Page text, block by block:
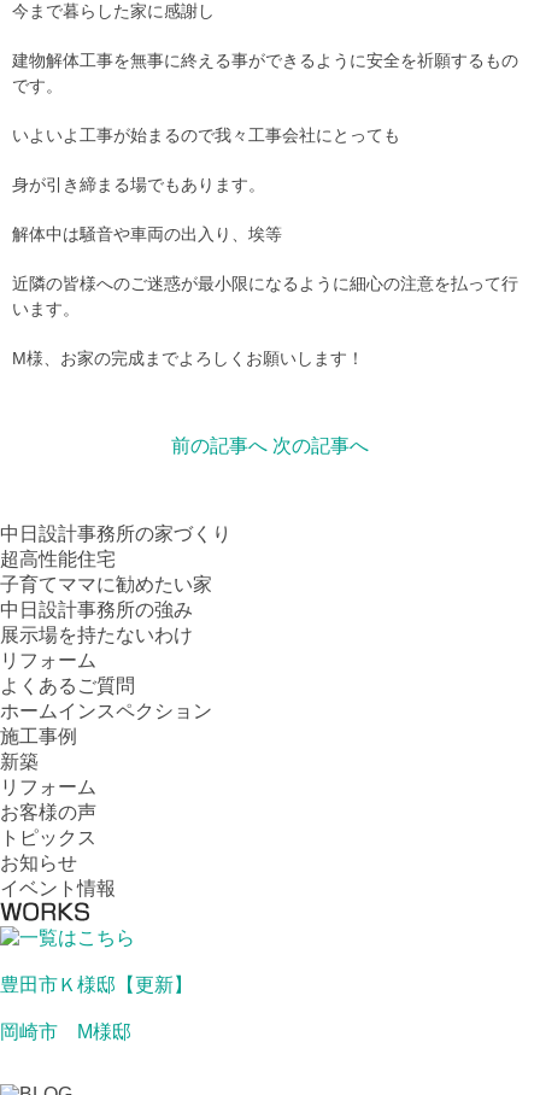
今まで暮らした家に感謝し
建物解体工事を無事に終える事ができるように安全を祈願するもの
です。
いよいよ工事が始まるので我々工事会社にとっても
身が引き締まる場でもあります。
解体中は騒音や車両の出入り、埃等
近隣の皆様へのご迷惑が最小限になるように細心の注意を払って行
います。
M様、お家の完成までよろしくお願いします！
前の記事へ 次の記事へ
中日設計事務所の家づくり
超高性能住宅
子育てママに勧めたい家
中日設計事務所の強み
展示場を持たないわけ
リフォーム
よくあるご質問
ホームインスペクション
施工事例
新築
リフォーム
お客様の声
トピックス
お知らせ
イベント情報
豊田市Ｋ様邸【更新】
岡崎市 M様邸